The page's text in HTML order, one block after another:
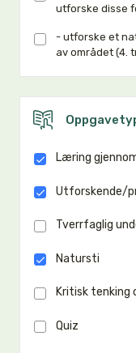
utforske disse
- utforske et
av området (4.
Læring
Utforskende/
Tverrfaglig
Natursti
Kritisk tenking
Quiz